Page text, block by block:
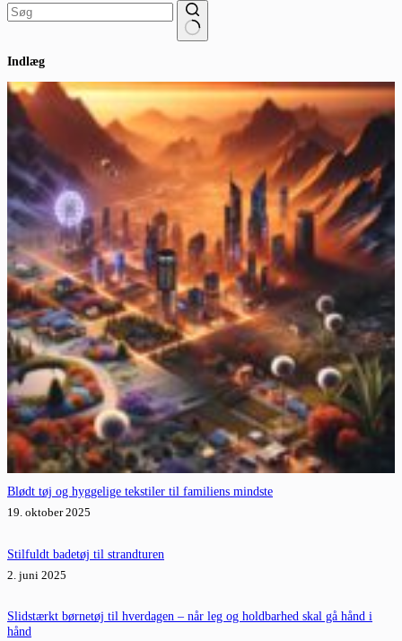
resultater
Indlæg
Blødt tøj og hyggelige tekstiler til familiens mindste
19. oktober 2025
Stilfuldt badetøj til strandturen
2. juni 2025
Slidstærkt børnetøj til hverdagen – når leg og holdbarhed skal gå hånd i
hånd